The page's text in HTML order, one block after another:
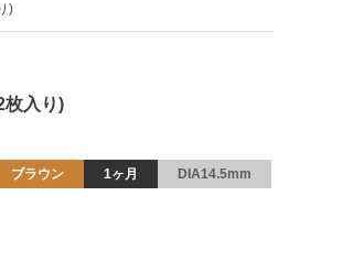
)
入り)
ブラウン 1ヶ月
DIA14.5mm